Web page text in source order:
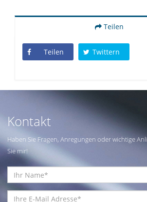
Teilen
Teilen Twittern
Kontakt
Haben Sie Fragen, Anregungen oder wichtige
Sie mir!